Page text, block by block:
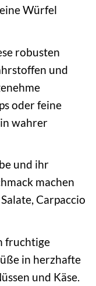
Würfel
robusten
und
oder feine
wahrer
und ihr
machen
Carpaccio
fruchtige
in herzhafte
und Käse.